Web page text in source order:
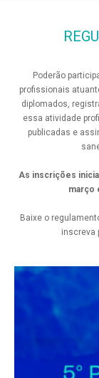
Poderão
profissionais
diplomados,
essa atividade
publicadas e
As inscrições
março
Baixe o
inscreva